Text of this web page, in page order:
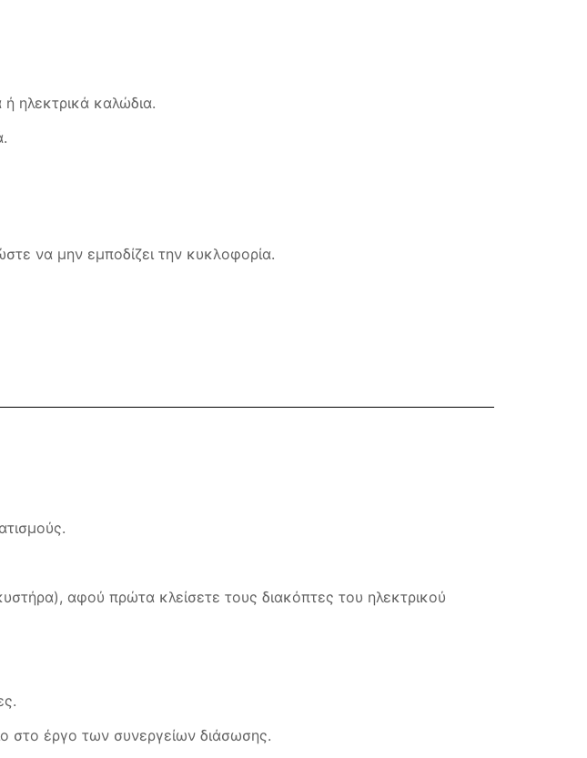
ηλεκτρικά καλώδια.
να μην εμποδίζει την κυκλοφορία.
αφού πρώτα κλείσετε τους διακόπτες του ηλεκτρικού
στο έργο των συνεργείων διάσωσης.